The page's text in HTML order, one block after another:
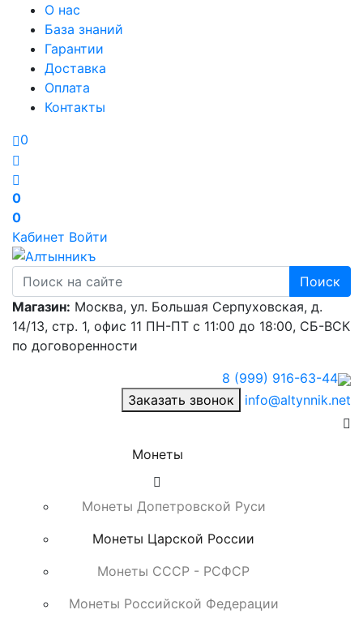
О нас
База знаний
Гарантии
Доставка
Оплата
Контакты
0
0
0
Кабинет Войти
Поиск
Магазин: Москва, ул. Большая Серпуховская, д.
14/13, стр. 1, офис 11 ПН-ПТ с 11:00 до 18:00, СБ-ВСК
по договоренности
8 (999) 916-63-44
Заказать звонок
info@altynnik.net
Монеты
Монеты Допетровской Руси
Монеты Царской России
Монеты СССР - РСФСР
Монеты Российской Федерации